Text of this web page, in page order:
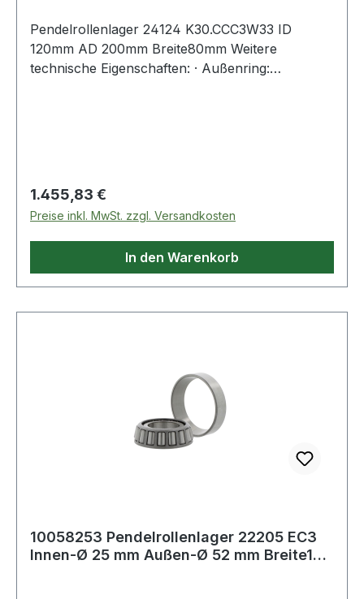
Pendelrollenlager 24124 K30.CCC3W33 ID
120mm AD 200mm Breite80mm Weitere
technische Eigenschaften: · Außenring:
Regulärer Preis:
1.455,83 €
Preise inkl. MwSt. zzgl. Versandkosten
In den Warenkorb
10058253 Pendelrollenlager 22205 EC3
Innen-Ø 25 mm Außen-Ø 52 mm Breite18